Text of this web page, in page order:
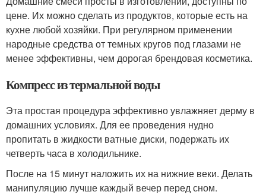
цене. Их можно сделать из продуктов, которые есть на
кухне любой хозяйки. При регулярном применении
народные средства от темных кругов под глазами не
менее эффективны, чем дорогая брендовая косметика.
Компресс из термальной воды
Эта простая процедура эффективно увлажняет дерму в
домашних условиях. Для ее проведения нудно
пропитать в жидкости ватные диски, подержать их
четверть часа в холодильнике.
После на 15 минут наложить их на нижние веки. Делать
манипуляцию лучше каждый вечер перед сном.